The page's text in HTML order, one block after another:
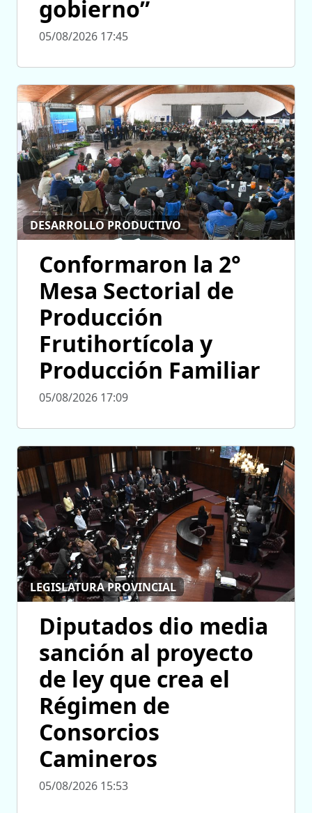
gobierno”
05/08/2026 17:45
DESARROLLO PRODUCTIVO
Conformaron la 2°
Mesa Sectorial de
Producción
Frutihortícola y
Producción Familiar
05/08/2026 17:09
LEGISLATURA PROVINCIAL
Diputados dio media
sanción al proyecto
de ley que crea el
Régimen de
Consorcios
Camineros
05/08/2026 15:53